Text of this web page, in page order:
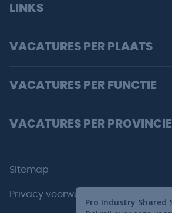
LINKS
VACATURES PER PLAATS
VACATURES PER FUNCTIE
VACATURES PER PROVINCIE
Sitemap
Privacy voorwaarden